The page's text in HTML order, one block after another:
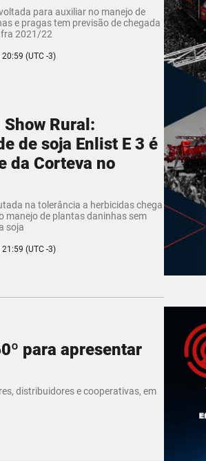
para auxiliar no manejo de
e pragas tem previsão de chegada
2021/22
(UTC -3)
Show Rural:
de soja Enlist E 3 é
da Corteva no
na tolerância a herbicidas chega
manejo de plantas daninhas sem
soja
(UTC -3)
para apresentar
distribuidores e cooperativas, em